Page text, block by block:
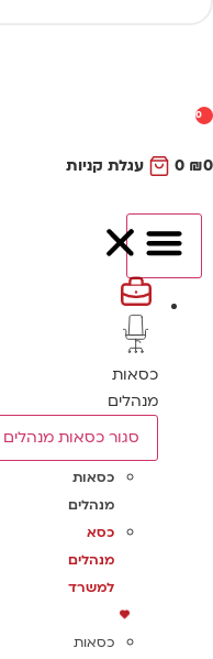
0
₪
0 עגלת קניות
כסאות
מנהלים
סגור כסאות מנהלים
כסאות
מנהלים
כסא
מנהלים
למשרד
כסאות